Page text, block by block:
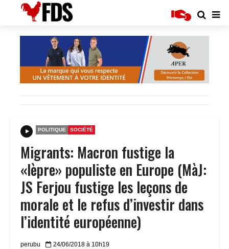
POLITIQUE SOCIÉTÉ
Migrants: Macron fustige la
«lèpre» populiste en Europe (MàJ:
JS Ferjou fustige les leçons de
morale et le refus d’investir dans
l’identité européenne)
perubu 24/06/2018 à 10h19